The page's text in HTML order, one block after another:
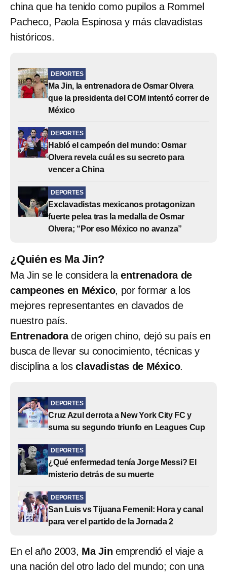
china que ha tenido como pupilos a Rommel
Pacheco, Paola Espinosa y más clavadistas
históricos.
DEPORTES
Ma Jin, la entrenadora de Osmar Olvera
que la presidenta del COM intentó correr de
México
DEPORTES
Habló el campeón del mundo: Osmar
Olvera revela cuál es su secreto para
vencer a China
DEPORTES
Exclavadistas mexicanos protagonizan
fuerte pelea tras la medalla de Osmar
Olvera; “Por eso México no avanza”
¿Quién es Ma Jin?
Ma Jin se le considera laentrenadora de
campeones en México, por formar a los
mejores representantes en clavados de
nuestro país.
Entrenadorade origen chino, dejó su país en
busca de llevar su conocimiento, técnicas y
disciplina a losclavadistas de México.
DEPORTES
Cruz Azul derrota a New York City FC y
suma su segundo triunfo en Leagues Cup
DEPORTES
¿Qué enfermedad tenía Jorge Messi? El
misterio detrás de su muerte
DEPORTES
San Luis vs Tijuana Femenil: Hora y canal
para ver el partido de la Jornada 2
En el año 2003, Ma Jin emprendió el viaje a
una nación del otro lado del mundo; con una